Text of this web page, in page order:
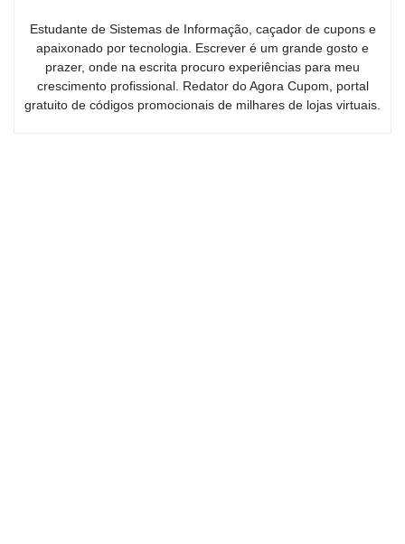
Estudante de Sistemas de Informação, caçador de cupons e
apaixonado por tecnologia. Escrever é um grande gosto e
prazer, onde na escrita procuro experiências para meu
crescimento profissional. Redator do Agora Cupom, portal
gratuito de códigos promocionais de milhares de lojas virtuais.